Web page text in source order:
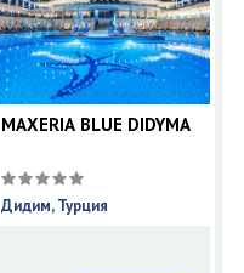
MAXERIA BLUE DIDYMA
Дидим, Турция